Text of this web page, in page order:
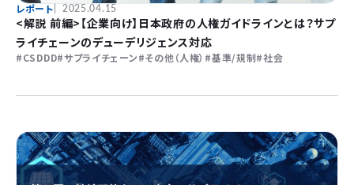
レポート 2025.04.15
<解説 前編>【企業向け】日本政府の人権ガイドラインとは？サプ
ライチェーンのデューデリジェンス対応
CSDDD サプライチェーン その他（人権） 基準/規制 社会